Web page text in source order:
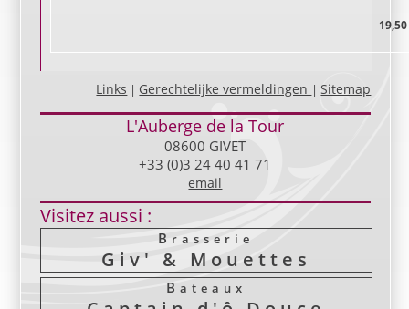
Links | Gerechtelijke vermeldingen |Sitemap
L'Auberge de la Tour
08600 GIVET
+33 (0)3 24 40 41 71
email
Visitez aussi :
Brasserie
Giv' & Mouettes
Bateaux